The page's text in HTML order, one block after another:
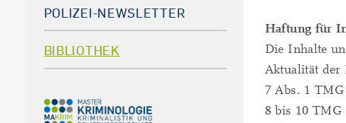
POLIZEI-NEWSLETTER
BIBLIOTHEK
Haftung für
Die Inhalte
Aktualität der
7 Abs. 1
8 bis 10